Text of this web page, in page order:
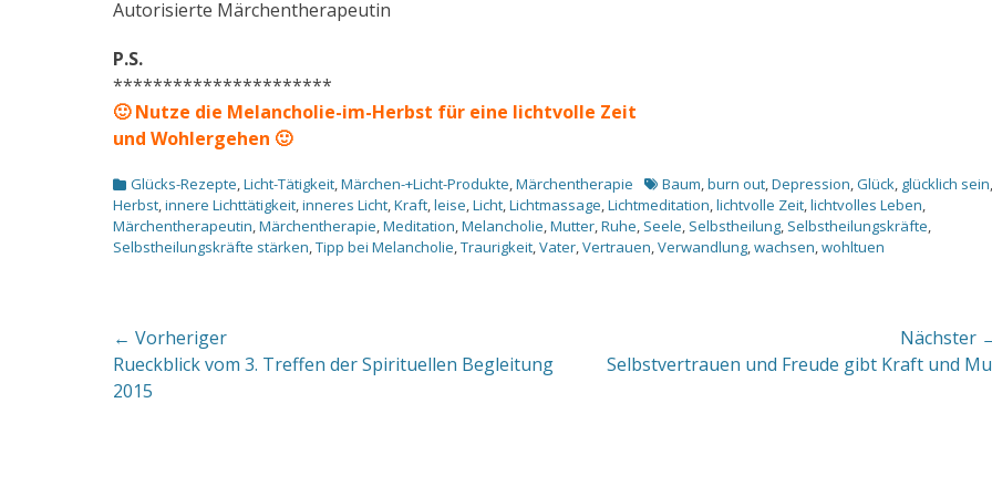
Autorisierte Märchentherapeutin
P.S.
**********************
🙂 Nutze die Melancholie-im-Herbst für eine lichtvolle Zeit
und Wohlergehen 🙂
Kategorien
Glücks-Rezepte,Licht-Tätigkeit,Märchen-+Licht-Produkte,Märchentherapie Schlagworte
Baum,burn out,Depression,Glück, glücklich sein,
Herbst,innere Lichttätigkeit,inneres Licht,Kraft,leise,Licht,Lichtmassage,Lichtmeditation,lichtvolle Zeit,lichtvolles Leben,
Märchentherapeutin,Märchentherapie,Meditation,Melancholie,Mutter,Ruhe, Seele, Selbstheilung, Selbstheilungskräfte,
Selbstheilungskräfte stärken,Tipp bei Melancholie,Traurigkeit,Vater,Vertrauen,Verwandlung,wachsen,wohltuen
Beitragsnavigation
← Vorheriger
Vorheriger
Beitrag:
Rueckblick vom 3. Treffen der Spirituellen Begleitung
2015
Nächster
NächsterSelbstvertrauen und Freude gibt Kraft und